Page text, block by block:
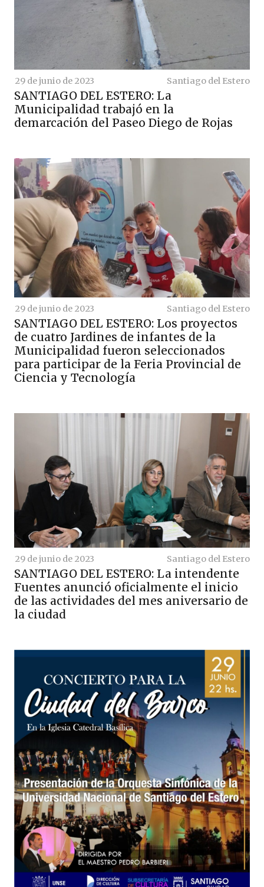
29 de junio de 2023 Santiago del Estero
SANTIAGO DEL ESTERO: La
Municipalidad trabajó en la
demarcación del Paseo Diego de Rojas
29 de junio de 2023 Santiago del Estero
SANTIAGO DEL ESTERO: Los proyectos
de cuatro Jardines de infantes de la
Municipalidad fueron seleccionados
para participar de la Feria Provincial de
Ciencia y Tecnología
29 de junio de 2023 Santiago del Estero
SANTIAGO DEL ESTERO: La intendente
Fuentes anunció oficialmente el inicio
de las actividades del mes aniversario de
la ciudad